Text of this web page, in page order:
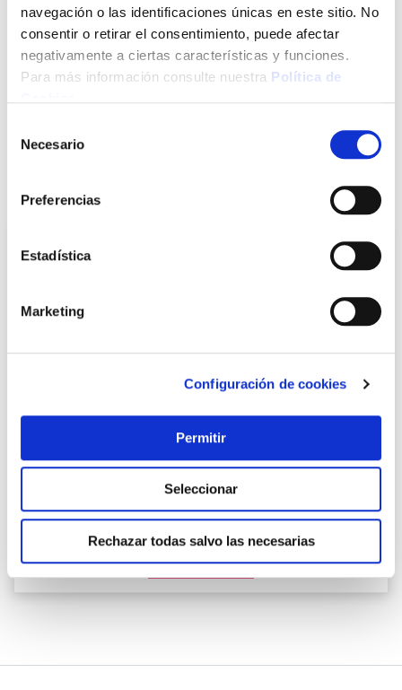
navegación o las identificaciones únicas en este sitio. No
consentir o retirar el consentimiento, puede afectar
negativamente a ciertas características y funciones.
Para más información consulte nuestra Política de
Necesario
Preferencias
Estadística
Marketing
Configuración de cookies
Permitir
Seleccionar
Rechazar todas salvo las necesarias
Click&Collect - Recogida gratis
en nuestras tiendas
Envío a domicilio:
También te puede interesar
48,00 €
Añadir al carrito